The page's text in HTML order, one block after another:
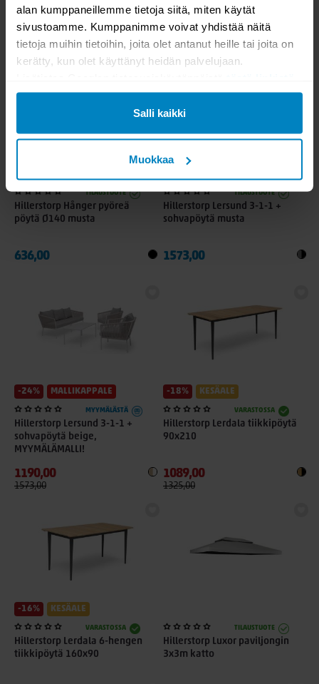
alan kumppaneillemme tietoja siitä, miten käytät
sivustoamme. Kumppanimme voivat yhdistää näitä
tietoja muihin tietoihin, joita olet antanut heille tai joita on
kerätty, kun olet käyttänyt heidän palvelujaan.
Salli kaikki
Muokkaa
130,00
139,00
699,00
TILAUSTUOTE
Hillerstorp Hånger pyöreä
pöytä Ø140 musta
636,00
TILAUSTUOTE
Hillerstorp Lersund 3-1-1 +
sohvapöytä musta
1573,00
-24% MALLIKAPPALE
MYYMÄLÄSTÄ
Hillerstorp Lersund 3-1-1 +
sohvapöytä beige,
MYYMÄLÄMALLI!
1190,00
1573,00
-18% KESÄALE
VARASTOSSA
Hillerstorp Lerdala tiikkipöytä
90x210
1089,00
1325,00
-16% KESÄALE
VARASTOSSA
Hillerstorp Lerdala 6-hengen
tiikkipöytä 160x90
TILAUSTUOTE
Hillerstorp Luxor paviljongin
3x3m katto